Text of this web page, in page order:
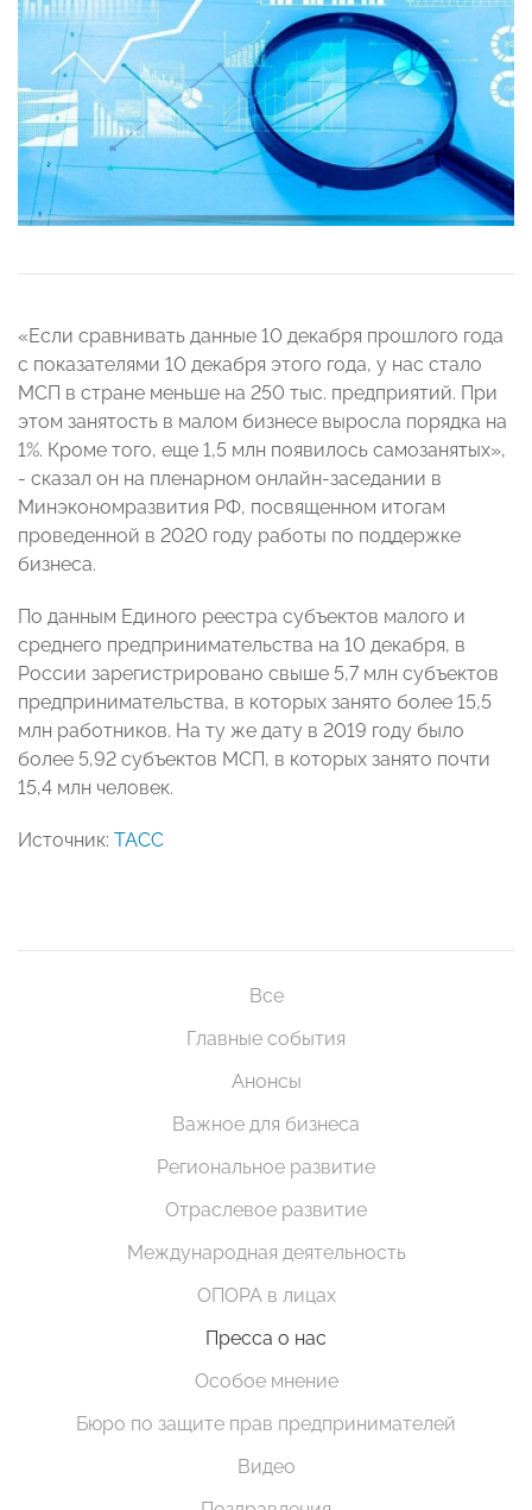
«Если сравнивать данные 10 декабря прошлого года
с показателями 10 декабря этого года, у нас стало
МСП в стране меньше на 250 тыс. предприятий. При
этом занятость в малом бизнесе выросла порядка на
1%. Кроме того, еще 1,5 млн появилось самозанятых»,
- сказал он на пленарном онлайн-заседании в
Минэкономразвития РФ, посвященном итогам
проведенной в 2020 году работы по поддержке
бизнеса.
По данным Единого реестра субъектов малого и
среднего предпринимательства на 10 декабря, в
России зарегистрировано свыше 5,7 млн субъектов
предпринимательства, в которых занято более 15,5
млн работников. На ту же дату в 2019 году было
более 5,92 субъектов МСП, в которых занято почти
15,4 млн человек.
Источник: ТАСС
Все
Главные события
Анонсы
Важное для бизнеса
Региональное развитие
Отраслевое развитие
Международная деятельность
ОПОРА в лицах
Пресса о нас
Особое мнение
Бюро по защите прав предпринимателей
Видео